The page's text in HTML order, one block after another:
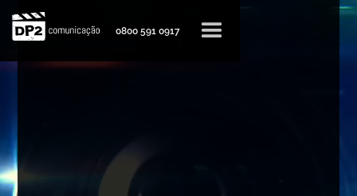
0800 591 0917